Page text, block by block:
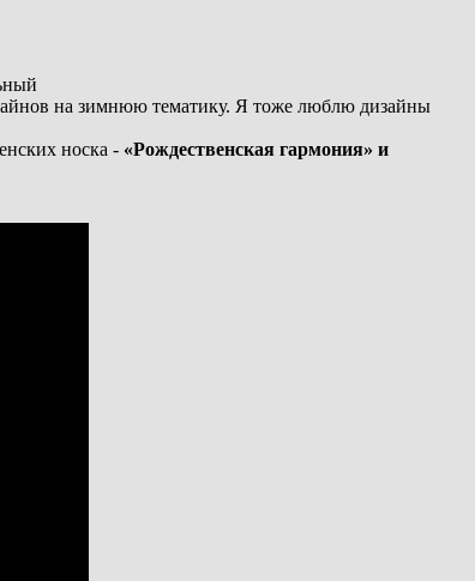
на зимнюю тематику. Я тоже люблю дизайны
носка - «Рождественская гармония» и